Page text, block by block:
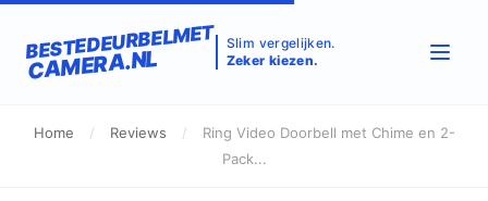
BESTEDEURBELMET
CAMERA.NL
Slim vergelijken.
Zeker kiezen.
Home / Reviews /
Ring Video Doorbell met Chime en 2-
Pack...